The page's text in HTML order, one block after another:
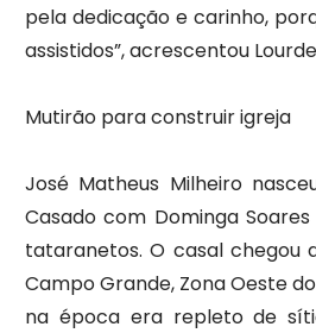
pela dedicação e carinho,
assistidos”, acrescentou
Mutirão para construir igreja
José Matheus Milheiro
Casado com Dominga
tataranetos. O casal chegou
Campo Grande, Zona Oeste
na época era repleto de